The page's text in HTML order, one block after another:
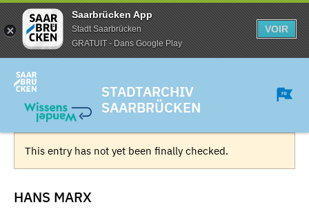
Saarbrücken App
Stadt Saarbrücken
GRATUIT - Dans Google Play
VOIR
STADTARCHIV
SAARBRÜCKEN
This entry has not yet been finally checked.
HANS MARX